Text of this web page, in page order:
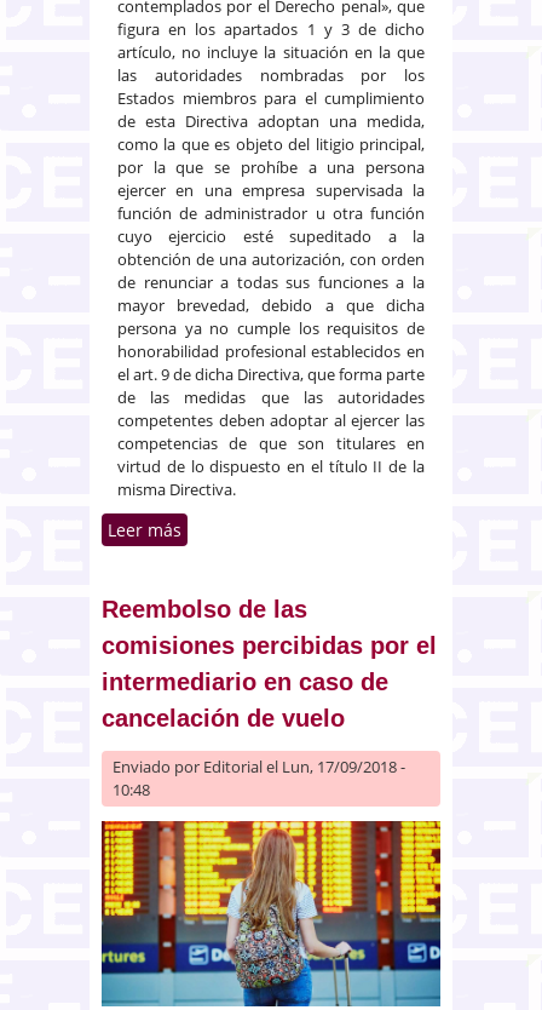
contemplados por el Derecho penal», que
figura en los apartados 1 y 3 de dicho
artículo, no incluye la situación en la que
las autoridades nombradas por los
Estados miembros para el cumplimiento
de esta Directiva adoptan una medida,
como la que es objeto del litigio principal,
por la que se prohíbe a una persona
ejercer en una empresa supervisada la
función de administrador u otra función
cuyo ejercicio esté supeditado a la
obtención de una autorización, con orden
de renunciar a todas sus funciones a la
mayor brevedad, debido a que dicha
persona ya no cumple los requisitos de
honorabilidad profesional establecidos en
el art. 9 de dicha Directiva, que forma parte
de las medidas que las autoridades
competentes deben adoptar al ejercer las
competencias de que son titulares en
virtud de lo dispuesto en el título II de la
misma Directiva.
Leer más
financiera
Reembolso de las
comisiones percibidas por el
intermediario en caso de
cancelación de vuelo
Enviado por Editorialel Lun, 17/09/2018 -
10:48